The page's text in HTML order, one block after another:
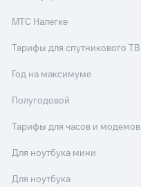
МТС Налегке
Тарифы для спутникового ТВ
Год на максимуме
Полугодовой
Тарифы для часов и модемов
Для ноутбука мини
Для ноутбука